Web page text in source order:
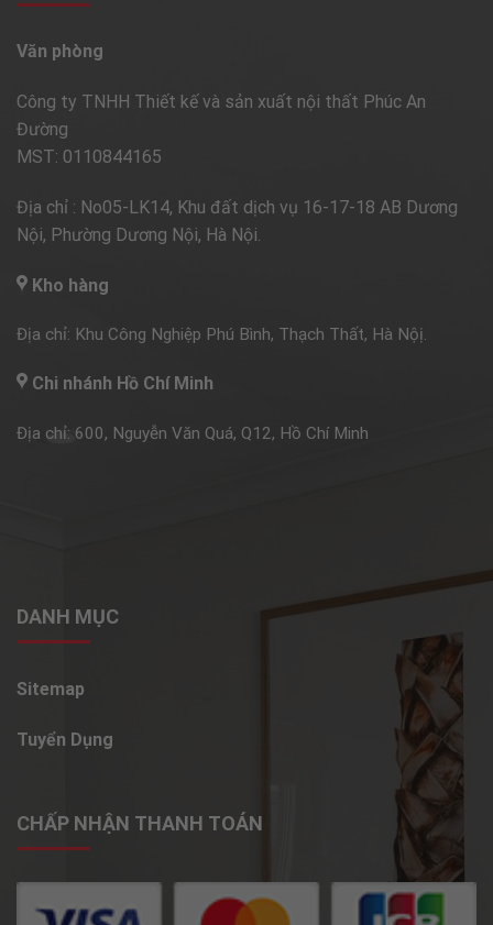
Văn phòng
Công ty TNHH Thiết kế và sản xuất nội thất Phúc An
Đường
MST: 0110844165
Địa chỉ : No05-LK14, Khu đất dịch vụ 16-17-18 AB Dương
Nội, Phường Dương Nội, Hà Nội.
Kho hàng
Địa chỉ: Khu Công Nghiệp Phú Bình, Thạch Thất, Hà Nộị.
Chi nhánh Hồ Chí Minh
Địa chỉ: 600, Nguyễn Văn Quá, Q12, Hồ Chí Minh
DANH MỤC
Sitemap
Tuyển Dụng
CHẤP NHẬN THANH TOÁN